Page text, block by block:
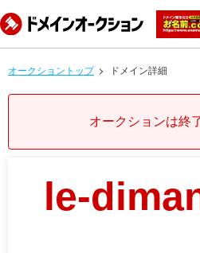
オークショントップ ドメイン詳細
オークションは終
le-